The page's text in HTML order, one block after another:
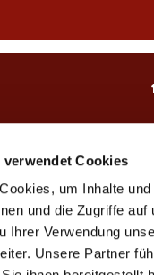
verwendet Cookies
um Inhalte
und die Zugriffe
Ihrer Verwendung
Unsere Partner
